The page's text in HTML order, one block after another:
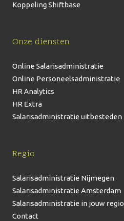
Koppeling Shiftbase
Onze diensten
Online Salarisadministratie
Online Personeelsadministratie
HR Analytics
HR Extra
Salarisadministratie uitbesteden
Regio
Salarisadministratie Nijmegen
Salarisadministratie Amsterdam
Salarisadministratie in jouw regio
Contact